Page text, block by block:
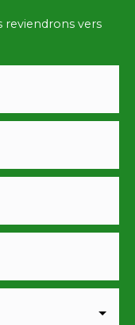
reviendrons vers